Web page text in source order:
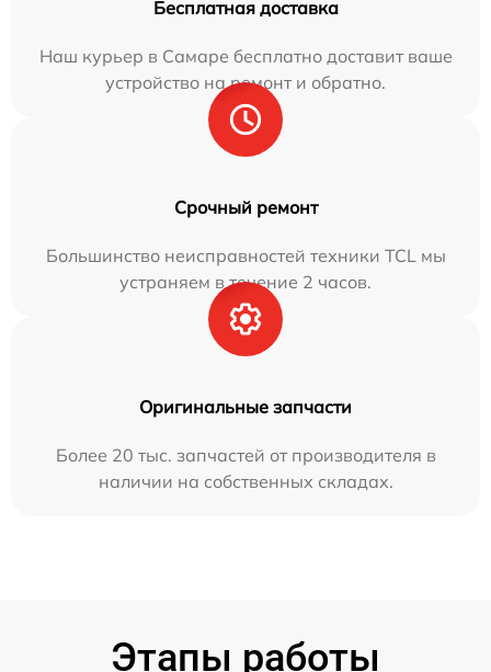
Бесплатная доставка
Наш курьер в Самаре бесплатно доставит ваше
устройство на ремонт и обратно.
Срочный ремонт
Большинство неисправностей техники TCL мы
устраняем в течение 2 часов.
Оригинальные запчасти
Более 20 тыс. запчастей от производителя в
наличии на собственных складах.
Этапы работы